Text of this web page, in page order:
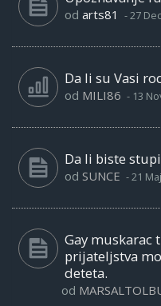
od arts81 -27
Da li su Vasi
od MILI86 - 13
Da li biste
od SUNCE -21
Gay muskarac
prijateljstva
deteta.
od